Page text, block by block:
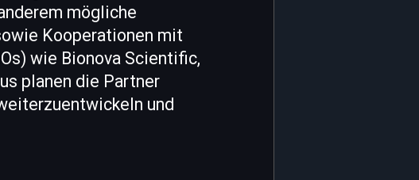
mögliche
Kooperationen mit
wie Bionova Scientific,
planen die Partner
und